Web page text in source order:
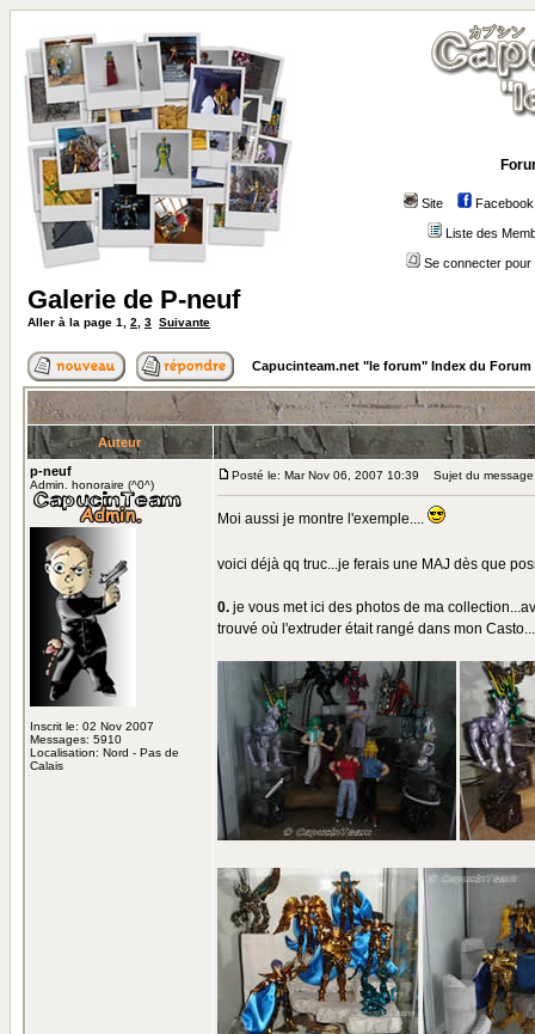
Site Facebook
Liste des
Se connecter
Galerie de P-neuf
Aller à la page 1 2 3 Suivante
Capucinteam.net "le forum" Index du Forum
Auteur
p-neuf
Admin. honoraire (^0^)
Inscrit le: 02 Nov 2007
Messages: 5910
Localisation: Nord - Pas de
Calais
Posté le: Mar Nov 06, 2007 10:39 Sujet du
Moi aussi je montre l'exemple....
voici déjà qq truc...je ferais une MAJ dès que
0. je vous met ici des photos de ma
trouvé où l'extruder était rangé dans mon